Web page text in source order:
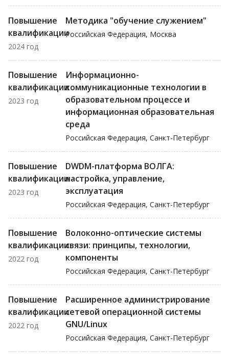
Повышение
квалификации
2024 год
Методика "обучение служением"
Российская Федерация, Москва
Повышение
квалификации
2023 год
Информационно-
коммуникационные технологии в
образовательном процессе и
информационная образовательная
среда
Российская Федерация, Санкт-Петербург
Повышение
квалификации
2023 год
DWDM-платформа ВОЛГА:
настройка, управление,
эксплуатация
Российская Федерация, Санкт-Петербург
Повышение
квалификации
2022 год
Волоконно-оптические системы
связи: принципы, технологии,
компоненты
Российская Федерация, Санкт-Петербург
Повышение
квалификации
2022 год
Расширенное администрирование
сетевой операционной системы
GNU/Linux
Российская Федерация, Санкт-Петербург